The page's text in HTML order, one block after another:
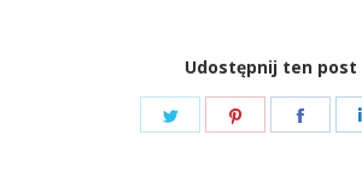
Udostępnij ten post
Share
Share
Share